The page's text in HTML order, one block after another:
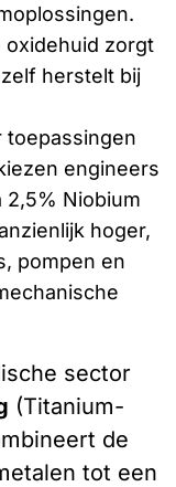
oxidehuid zorgt
herstelt bij
toepassingen
engineers
Niobium
hoger,
pompen en
sector
(Titanium-
de
tot een